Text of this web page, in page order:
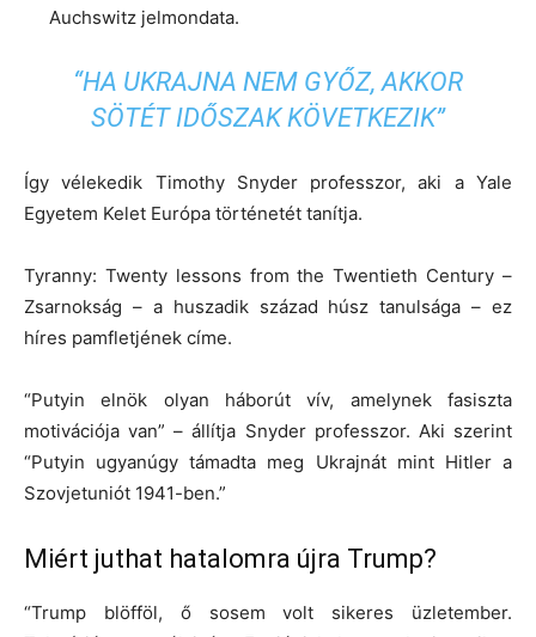
Auchswitz jelmondata.
“HA UKRAJNA NEM GYŐZ, AKKOR
SÖTÉT IDŐSZAK KÖVETKEZIK”
Így vélekedik Timothy Snyder professzor, aki a Yale
Egyetem Kelet Európa történetét tanítja.
Tyranny: Twenty lessons from the Twentieth Century –
Zsarnokság – a huszadik század húsz tanulsága – ez
híres pamfletjének címe.
“Putyin elnök olyan háborút vív, amelynek fasiszta
motivációja van” – állítja Snyder professzor. Aki szerint
“Putyin ugyanúgy támadta meg Ukrajnát mint Hitler a
Szovjetuniót 1941-ben.”
Miért juthat hatalomra újra Trump?
“Trump blöfföl, ő sosem volt sikeres üzletember.